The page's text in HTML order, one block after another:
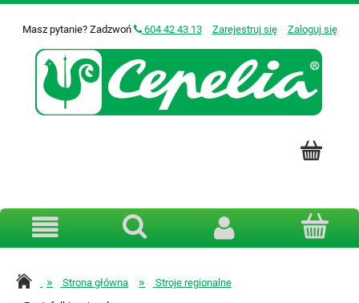
Masz pytanie? Zadzwoń 604 42 43 13 Zarejestruj się Zaloguj się
» Strona główna » Stroje regionalne